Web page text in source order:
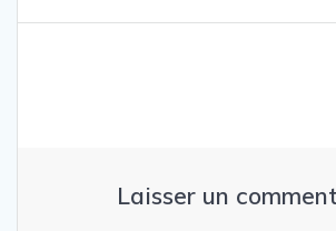
Laisser un